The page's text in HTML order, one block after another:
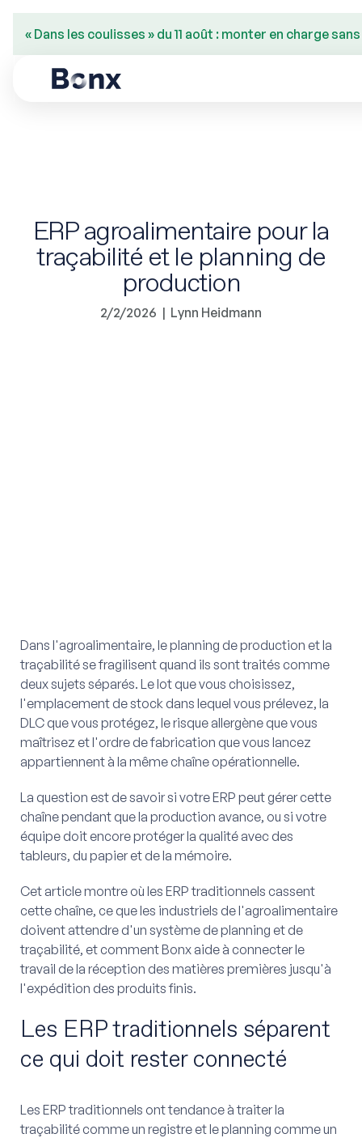
« Dans les coulisses » du 11 août : monter en charge
ERP agroalimentaire pour la
traçabilité et le planning de
production
2/2/2026 | Lynn Heidmann
Dans l'agroalimentaire, le planning de production et la
traçabilité se fragilisent quand ils sont traités comme
deux sujets séparés. Le lot que vous choisissez,
l'emplacement de stock dans lequel vous prélevez, la
DLC que vous protégez, le risque allergène que vous
maîtrisez et l'ordre de fabrication que vous lancez
appartiennent à la même chaîne opérationnelle.
La question est de savoir si votre ERP peut gérer cette
chaîne pendant que la production avance, ou si votre
équipe doit encore protéger la qualité avec des
tableurs, du papier et de la mémoire.
Cet article montre où les ERP traditionnels cassent
cette chaîne, ce que les industriels de l'agroalimentaire
doivent attendre d'un système de planning et de
traçabilité, et comment Bonx aide à connecter le
travail de la réception des matières premières jusqu'à
l'expédition des produits finis.
Les ERP traditionnels séparent
ce qui doit rester connecté
Les ERP traditionnels ont tendance à traiter la
traçabilité comme un registre et le planning comme un